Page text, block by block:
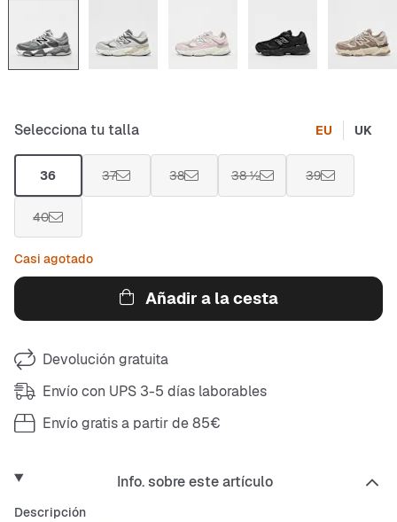
Selecciona tu talla EU UK
36 37 38 38 ½ 39
40
Casi agotado
Añadir a la cesta
Devolución gratuita
Envío con UPS 3-5 días laborables
Envío gratis a partir de 85€
Info. sobre este artículo
Descripción